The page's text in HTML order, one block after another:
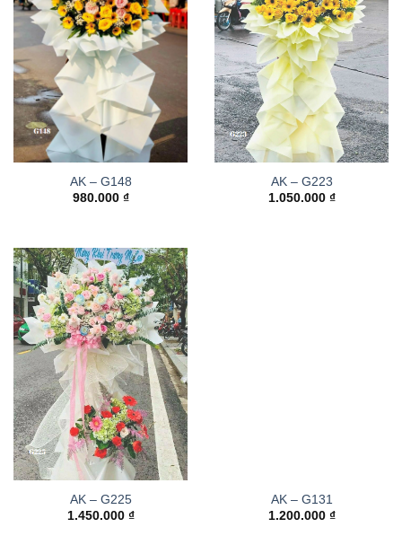
AK – G148
980.000 ₫
AK – G223
1.050.000 ₫
AK – G225
1.450.000 ₫
AK – G131
1.200.000 ₫